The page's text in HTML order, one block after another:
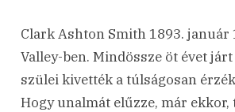
Clark Ashton Smith 1893.
Valley-ben. Mindössze öt évet
szülei kivették a túlságosan
Hogy unalmát elűzze, már